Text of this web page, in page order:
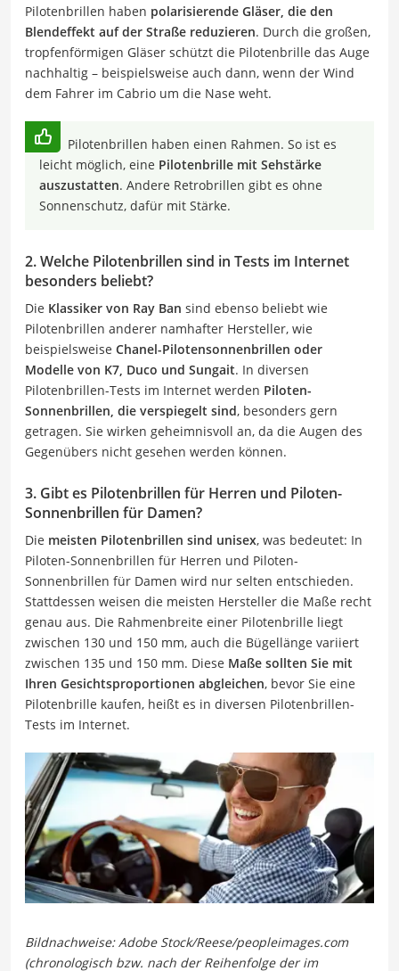
Pilotenbrillen haben polarisierende Gläser, die den
Blendeffekt auf der Straße reduzieren. Durch die großen,
tropfenförmigen Gläser schützt die Pilotenbrille das Auge
nachhaltig – beispielsweise auch dann, wenn der Wind
dem Fahrer im Cabrio um die Nase weht.
Pilotenbrillen haben einen Rahmen. So ist es
leicht möglich, eine Pilotenbrille mit Sehstärke
auszustatten. Andere Retrobrillen gibt es ohne
Sonnenschutz, dafür mit Stärke.
2. Welche Pilotenbrillen sind in Tests im Internet
besonders beliebt?
Die Klassiker von Ray Ban sind ebenso beliebt wie
Pilotenbrillen anderer namhafter Hersteller, wie
beispielsweise Chanel-Pilotensonnenbrillen oder
Modelle von K7, Duco und Sungait. In diversen
Pilotenbrillen-Tests im Internet werden Piloten-
Sonnenbrillen, die verspiegelt sind, besonders gern
getragen. Sie wirken geheimnisvoll an, da die Augen des
Gegenübers nicht gesehen werden können.
3. Gibt es Pilotenbrillen für Herren und Piloten-
Sonnenbrillen für Damen?
Die meisten Pilotenbrillen sind unisex, was bedeutet: In
Piloten-Sonnenbrillen für Herren und Piloten-
Sonnenbrillen für Damen wird nur selten entschieden.
Stattdessen weisen die meisten Hersteller die Maße recht
genau aus. Die Rahmenbreite einer Pilotenbrille liegt
zwischen 130 und 150 mm, auch die Bügellänge variiert
zwischen 135 und 150 mm. Diese Maße sollten Sie mit
Ihren Gesichtsproportionen abgleichen, bevor Sie eine
Pilotenbrille kaufen, heißt es in diversen Pilotenbrillen-
Tests im Internet.